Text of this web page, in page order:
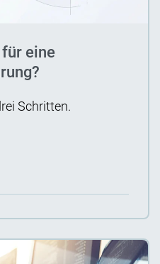
eine
Schritten.